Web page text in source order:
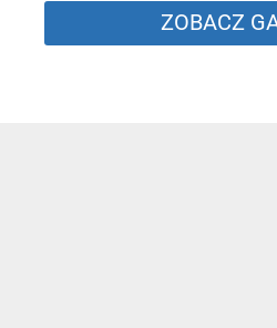
ZOBACZ